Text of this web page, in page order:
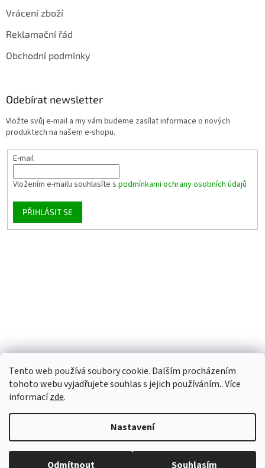
Tento web používá soubory cookie. Dalším procházením
tohoto webu vyjadřujete souhlas s jejich používáním.. Více
informacízde.
Nastavení
Odmítnout Souhlasím
Vrácení zboží
Reklamační řád
Obchodní podmínky
Odebírat newsletter
Vložte svůj e-mail a my vám budeme zasílat informace o nových
produktech na našem e-shopu.
E-mail
Vložením e-mailu souhlasíte s podmínkami ochrany osobních údajů
PŘIHLÁSIT SE
Vytvořil Shoptet
Copyright 2026OBALNAJABKO.CZ . Všechna práva vyhrazena.